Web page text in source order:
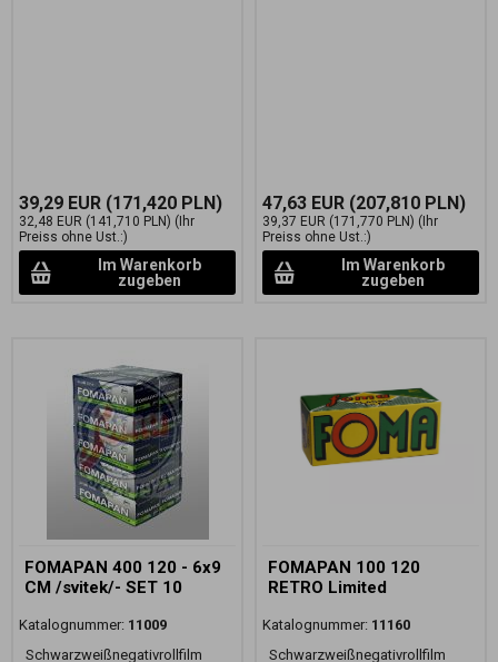
39,29 EUR (171,420 PLN)
32,48 EUR (141,710 PLN) (Ihr
Preiss ohne Ust.:)
Im Warenkorb
zugeben
47,63 EUR (207,810 PLN)
39,37 EUR (171,770 PLN) (Ihr
Preiss ohne Ust.:)
Im Warenkorb
zugeben
FOMAPAN 400 120 - 6x9
CM /svitek/- SET 10
Katalognummer: 11009
Schwarzweißnegativrollfilm
FOMAPAN 100 120
RETRO Limited
Katalognummer: 11160
Schwarzweißnegativrollfilm